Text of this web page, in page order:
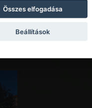
Összes elfogadása
Beállítások